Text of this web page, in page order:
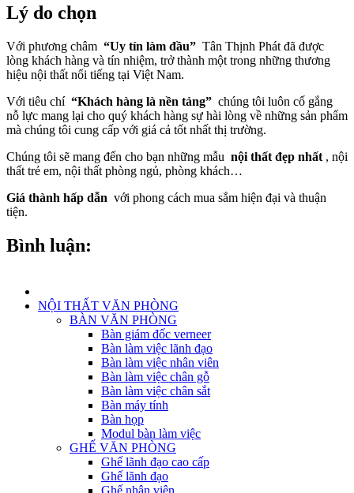
Lý do chọn
Với phương châm “Uy tín làm đầu” Tân Thịnh Phát đã được
lòng khách hàng và tín nhiệm, trở thành một trong những thương
hiệu nội thất nổi tiếng tại Việt Nam.
Với tiêu chí “Khách hàng là nền tảng” chúng tôi luôn cố gắng
nỗ lực mang lại cho quý khách hàng sự hài lòng về những sản phẩm
mà chúng tôi cung cấp với giá cả tốt nhất thị trường.
Chúng tôi sẽ mang đến cho bạn những mẫu nội thất đẹp nhất , nội
thất trẻ em, nội thất phòng ngủ, phòng khách…
Giá thành hấp dẫn với phong cách mua sắm hiện đại và thuận
tiện.
Bình luận:
NỘI THẤT VĂN PHÒNG
BÀN VĂN PHÒNG
Bàn giám đốc verneer
Bàn làm việc lãnh đạo
Bàn làm việc nhân viên
Bàn làm việc chân gỗ
Bàn làm việc chân sắt
Bàn máy tính
Bàn họp
Modul bàn làm việc
GHẾ VĂN PHÒNG
Ghế lãnh đạo cao cấp
Ghế lãnh đạo